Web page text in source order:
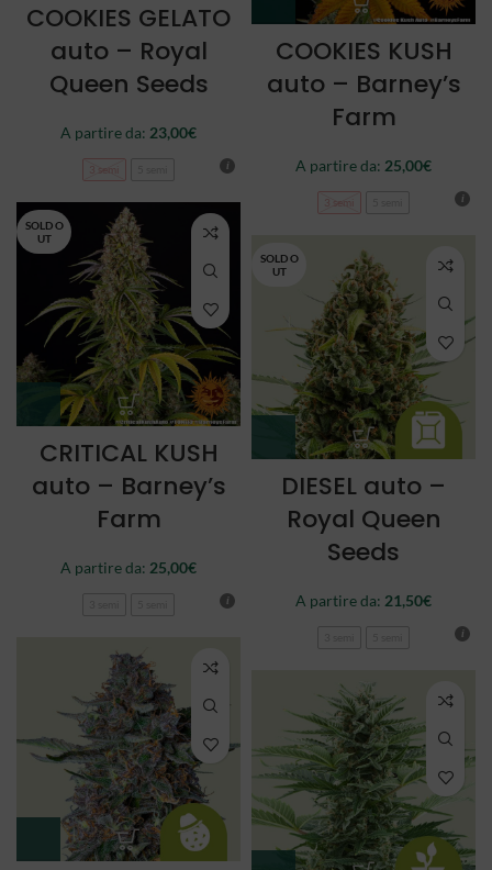
COOKIES GELATO
auto – Royal
Queen Seeds
A partire da: 23,00€
3 semi
COOKIES KUSH
auto – Barney’s
Farm
A partire da: 25,00€
3 semi
SOLD O
UT
CRITICAL KUSH
auto – Barney’s
Farm
A partire da: 25,00€
SOLD O
UT
DIESEL auto –
Royal Queen
Seeds
A partire da: 21,50€